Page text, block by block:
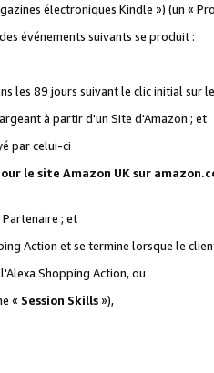
électroniques Kindle ») (un «
événements suivants se produit :
les 89 jours suivant le clic initial sur le
à partir d'un Site d'Amazon ; et
par celui-ci
le site Amazon UK sur
; et
Action et se termine lorsque le
Shopping Action, ou
« Session Skills»),